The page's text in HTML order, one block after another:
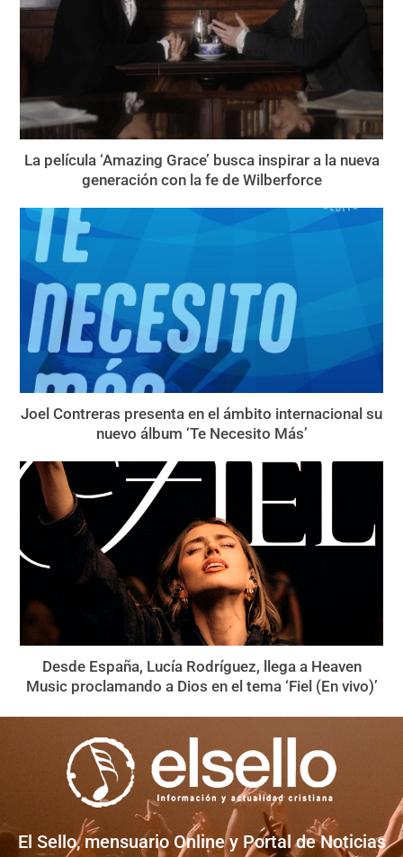
La película ‘Amazing Grace’ busca inspirar a la nueva
generación con la fe de Wilberforce
Joel Contreras presenta en el ámbito internacional su
nuevo álbum ‘Te Necesito Más’
Desde España, Lucía Rodríguez, llega a Heaven
Music proclamando a Dios en el tema ‘Fiel (En vivo)’
El Sello, mensuario Online y Portal de Noticias